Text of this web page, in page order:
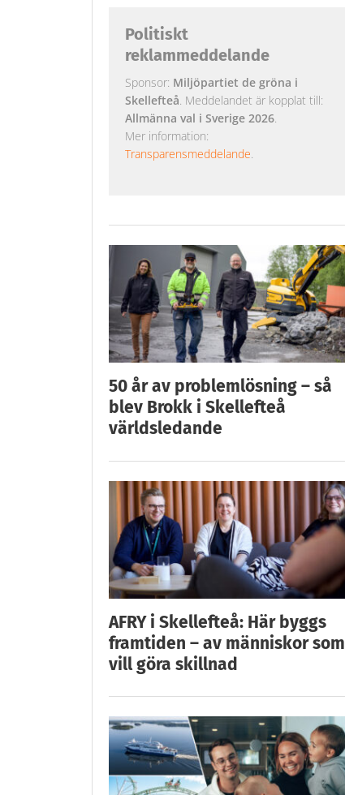
Politiskt
reklammeddelande
Sponsor: Miljöpartiet de gröna i
Skellefteå. Meddelandet är kopplat till:
Allmänna val i Sverige 2026.
Mer information:
Transparensmeddelande.
50 år av problemlösning – så
blev Brokk i Skellefteå
världsledande
AFRY i Skellefteå: Här byggs
framtiden – av människor som
vill göra skillnad